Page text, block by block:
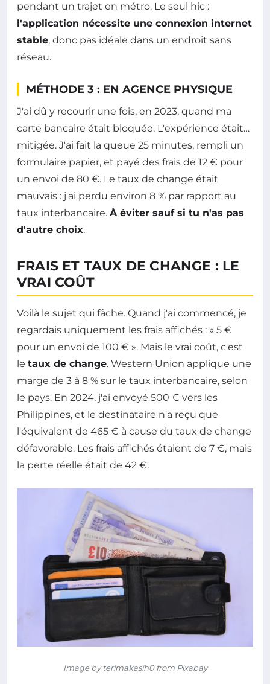
pendant un trajet en métro. Le seul hic :
l'application nécessite une connexion internet
stable, donc pas idéale dans un endroit sans
réseau.
MÉTHODE 3 : EN AGENCE PHYSIQUE
J'ai dû y recourir une fois, en 2023, quand ma
carte bancaire était bloquée. L'expérience était…
mitigée. J'ai fait la queue 25 minutes, rempli un
formulaire papier, et payé des frais de 12 € pour
un envoi de 80 €. Le taux de change était
mauvais : j'ai perdu environ 8 % par rapport au
taux interbancaire. À éviter sauf si tu n'as pas
d'autre choix.
FRAIS ET TAUX DE CHANGE : LE
VRAI COÛT
Voilà le sujet qui fâche. Quand j'ai commencé, je
regardais uniquement les frais affichés : « 5 €
pour un envoi de 100 € ». Mais le vrai coût, c'est
le taux de change. Western Union applique une
marge de 3 à 8 % sur le taux interbancaire, selon
le pays. En 2024, j'ai envoyé 500 € vers les
Philippines, et le destinataire n'a reçu que
l'équivalent de 465 € à cause du taux de change
défavorable. Les frais affichés étaient de 7 €, mais
la perte réelle était de 42 €.
Image by terimakasih0 from Pixabay